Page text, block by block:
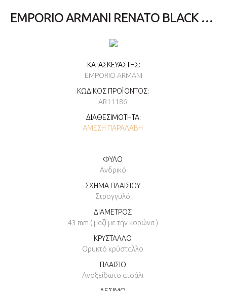
EMPORIO ARMANI RENATO BLACK LEATHER STRAP AR11186
ΚΑΤΑΣΚΕΥΑΣΤΉΣ:
EMPORIO ARMANI
ΚΩΔΙΚΌΣ ΠΡΟΪΌΝΤΟΣ:
AR11186
ΔΙΑΘΕΣΙΜΌΤΗΤΑ:
ΆΜΕΣΗ ΠΑΡΑΛΑΒΉ
ΦΥΛΟ
Ανδρικό
ΣΧΗΜΑ ΠΛΑΙΣΙΟΥ
Στρογγυλό
ΔΙΑΜΕΤΡΟΣ
43 mm ( μαζί με την κορώνα )
ΚΡΥΣΤΑΛΛΟ
Ορυκτό κρύσταλλο
ΠΛΑΙΣΙΟ
Ανοξείδωτο ατσάλι